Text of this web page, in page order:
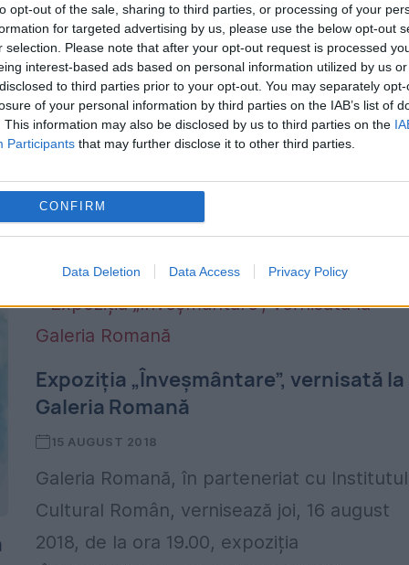
opt-out of the sale, sharing to third parties, or processing of your
for targeted advertising by us, please use the below opt-out
selection. Please note that after your opt-out request is processed
interest-based ads based on personal information utilized by us
to third parties prior to your opt-out. You may separately
of your personal information by third parties on the IAB’s list of
This information may also be disclosed by us to third parties on the
Participants that may further disclose it to other third parties.
CONFIRM
Data Deletion Data Access Privacy Policy
noiembrie 2018. Vernisajul va avea loc joi, 1
noiembrie, ora 19.00, la sediul Galeriei
Romană din Bd. Lascăr Catargiu, nr. 1,
1,...
Expoziția „Înveșmântare”, vernisată la
Galeria Romană
15 AUGUST 2018
Galeria Romană, în parteneriat cu Institutul
Cultural Român, vernisează joi, 16 august
2018, de la ora 19.00, expoziția